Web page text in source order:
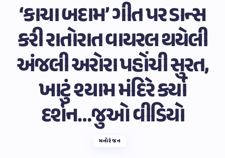
‘કાચા બદામ’ ગીત પર ડાન્સ
કરી રાતોરાત વાયરલ થયેલી
અંજલી અરોરા પહોંચી સુરત,
ખાટું શ્યામ મંદિરે કર્યા
દર્શન…જુઓ વીડિયો
મનોરંજન